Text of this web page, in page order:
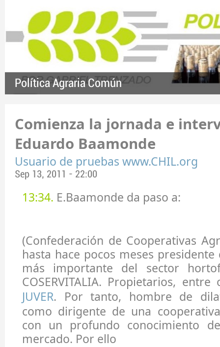
Política Agraria Común
Comienza la jornada e
Eduardo Baamonde
Usuario de pruebas www.CHIL.org
Sep 13, 2011 - 22:00
13:34. E.Baamonde da paso a:
(Confederación de Cooperativas
hasta hace pocos meses
más importante del sector
COSERVITALIA. Propietarios,
JUVER. Por tanto, hombre de
como dirigente de una
con un profundo conocimiento
mercado. Por ello